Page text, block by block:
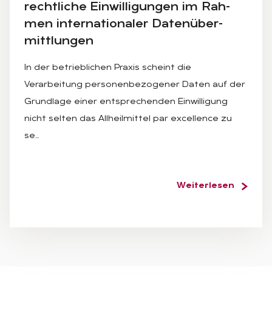
recht­li­che Ein­wil­li­gun­gen im Rah­
men in­ter­na­tio­na­ler Da­ten­über­
mitt­lun­gen
In der betrieblichen Praxis scheint die
Verarbeitung personenbezogener Daten auf der
Grundlage einer entsprechenden Einwilligung
nicht selten das Allheilmittel par excellence zu
se…
Weiterlesen